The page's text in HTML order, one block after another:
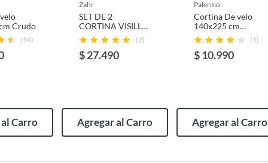
en esa condición a un precio reducido.
entre otros análogos.
Crudo
(14)
Carro
zahr
SET DE 2
CORTINA VISILLO
ARGO BLANCO(2)
$ 27.490
Agregar al Carro
palermo
Cortina De velo
140x225 cm
Blanco
(1)
$ 10.990
Agregar al Carro